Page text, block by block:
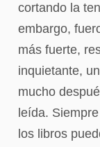
cortando la
embargo,
más fuerte,
inquietante,
mucho
leída.
los libros